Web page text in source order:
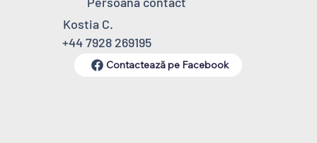
Kostia C.
+44 7928 269195
Contactează pe Facebook